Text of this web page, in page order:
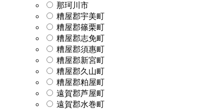
那珂川市
糟屋郡宇美町
糟屋郡篠栗町
糟屋郡志免町
糟屋郡須惠町
糟屋郡新宮町
糟屋郡久山町
糟屋郡粕屋町
遠賀郡芦屋町
遠賀郡水巻町